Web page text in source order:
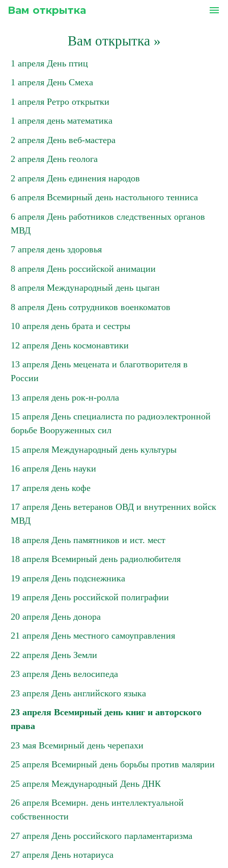
Вам открытка menu
Вам открытка»
1 апреля День птиц
1 апреля День Смеха
1 апреля Ретро открытки
1 апреля день математика
2 апреля День веб-мастера
2 апреля День геолога
2 апреля День единения народов
6 апреля Всемирный день настольного тенниса
6 апреля День работников следственных органов
МВД
7 апреля день здоровья
8 апреля День российской анимации
8 апреля Международный день цыган
8 апреля День сотрудников военкоматов
10 апреля день брата и сестры
12 апреля День космонавтики
13 апреля День мецената и благотворителя в
России
13 апреля день рок-н-ролла
15 апреля День специалиста по радиоэлектронной
борьбе Вооруженных сил
15 апреля Международный день культуры
16 апреля День науки
17 апреля день кофе
17 апреля День ветеранов ОВД и внутренних войск
МВД
18 апреля День памятников и ист. мест
18 апреля Всемирный день радиолюбителя
19 апреля День подснежника
19 апреля День российской полиграфии
20 апреля День донора
21 апреля День местного самоуправления
22 апреля День Земли
23 апреля День велосипеда
23 апреля День английского языка
23 апреля Всемирный день книг и авторского
права
23 мая Всемирный день черепахи
25 апреля Всемирный день борьбы против малярии
25 апреля Международный День ДНК
26 апреля Всемирн. день интеллектуальной
собственности
27 апреля День российского парламентаризма
27 апреля День нотариуса